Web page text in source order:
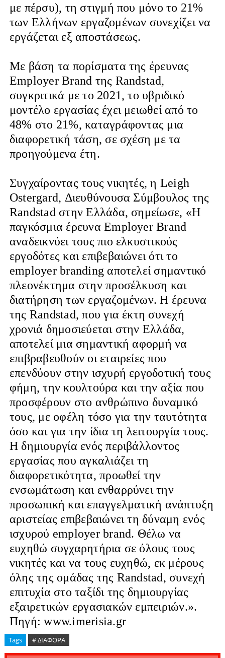
με πέρσυ), τη στιγμή που μόνο το 21%
των Ελλήνων εργαζομένων συνεχίζει να
εργάζεται εξ αποστάσεως.
Με βάση τα πορίσματα της έρευνας
Employer Brand της Randstad,
συγκριτικά με το 2021, το υβριδικό
μοντέλο εργασίας έχει μειωθεί από το
48% στο 21%, καταγράφοντας μια
διαφορετική τάση, σε σχέση με τα
προηγούμενα έτη.
Συγχαίροντας τους νικητές, η Leigh
Ostergard, Διευθύνουσα Σύμβουλος της
Randstad στην Ελλάδα, σημείωσε, «Η
παγκόσμια έρευνα Employer Brand
αναδεικνύει τους πιο ελκυστικούς
εργοδότες και επιβεβαιώνει ότι το
employer branding αποτελεί σημαντικό
πλεονέκτημα στην προσέλκυση και
διατήρηση των εργαζομένων. Η έρευνα
της Randstad, που για έκτη συνεχή
χρονιά δημοσιεύεται στην Ελλάδα,
αποτελεί μια σημαντική αφορμή να
επιβραβευθούν οι εταιρείες που
επενδύουν στην ισχυρή εργοδοτική τους
φήμη, την κουλτούρα και την αξία που
προσφέρουν στο ανθρώπινο δυναμικό
τους, με οφέλη τόσο για την ταυτότητα
όσο και για την ίδια τη λειτουργία τους.
Η δημιουργία ενός περιβάλλοντος
εργασίας που αγκαλιάζει τη
διαφορετικότητα, προωθεί την
ενσωμάτωση και ενθαρρύνει την
προσωπική και επαγγελματική ανάπτυξη
αριστείας επιβεβαιώνει τη δύναμη ενός
ισχυρού employer brand. Θέλω να
ευχηθώ συγχαρητήρια σε όλους τους
νικητές και να τους ευχηθώ, εκ μέρους
όλης της ομάδας της Randstad, συνεχή
επιτυχία στο ταξίδι της δημιουργίας
εξαιρετικών εργασιακών εμπειριών.».
Πηγή: www.imerisia.gr
Tags # ΔΙΑΦΟΡΑ